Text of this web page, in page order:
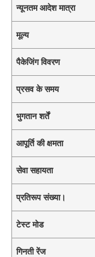
न्यूनतम आदेश मात्रा
मूल्य
पैकेजिंग विवरण
प्रसव के समय
भुगतान शर्तें
आपूर्ति की क्षमता
सेवा सहायता
प्रतिरूप संख्या।
टेस्ट मोड
गिनती रेंज